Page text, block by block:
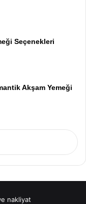
Seçenekleri
Akşam Yemeği
nakliyat